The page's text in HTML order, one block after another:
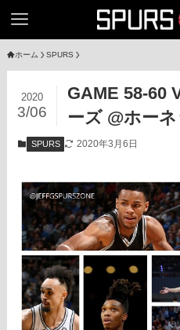
ホーム SPURS
GAME 58-60
ーズ @ホー
2020
3/06
SPURS 2020年3月6日